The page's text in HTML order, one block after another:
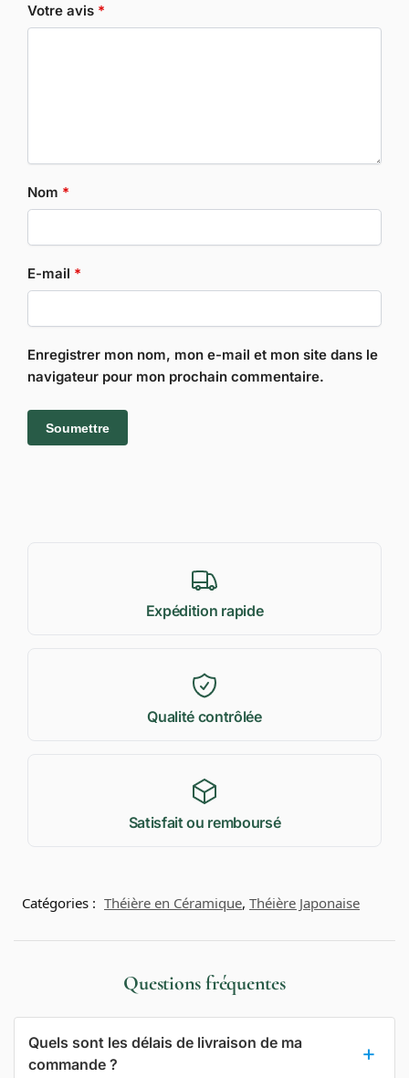
Votre avis *
Nom *
E-mail *
Enregistrer mon nom, mon e-mail et mon site dans le
navigateur pour mon prochain commentaire.
Expédition rapide
Qualité contrôlée
Satisfait ou remboursé
Catégories : Théière en Céramique, Théière Japonaise
Questions fréquentes
Quels sont les délais de livraison de ma
commande ?